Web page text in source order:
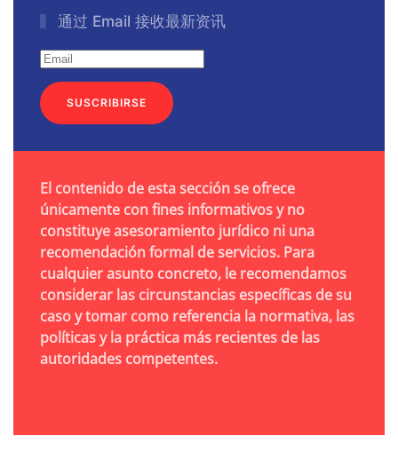
通过 Email 接收最新资讯
SUSCRIBIRSE
El contenido de esta sección se ofrece
únicamente con fines informativos y no
constituye asesoramiento jurídico ni una
recomendación formal de servicios. Para
cualquier asunto concreto, le recomendamos
considerar las circunstancias específicas de su
caso y tomar como referencia la normativa, las
políticas y la práctica más recientes de las
autoridades competentes.